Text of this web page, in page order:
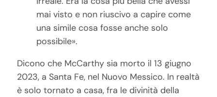
mai visto e non riuscivo a capire come
una simile cosa fosse anche solo
possibile».
Dicono che McCarthy sia morto il 13 giugno
2023, a Santa Fe, nel Nuovo Messico. In realtà
è solo tornato a casa, fra le divinità della